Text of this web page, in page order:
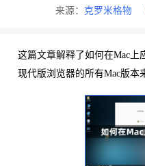
来源： 克罗米格物
这篇文章解释了如何在Mac上
现代版浏览器的所有Mac版本